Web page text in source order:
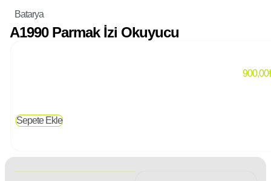
Batarya
A1990 Parmak İzi Okuyucu
900,00
Sepete Ekle